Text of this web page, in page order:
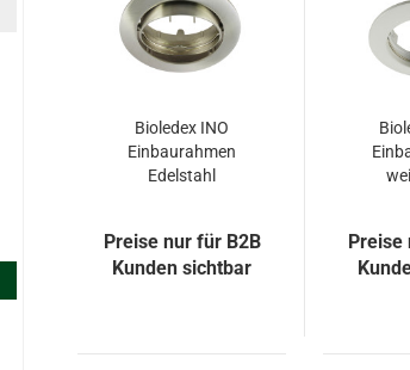
Bioledex INO
Einbaurahmen
Edelstahl
Ø84mm
Preise nur für B2B
Kunden sichtbar
Preise